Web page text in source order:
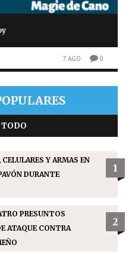
7 AGO 0
TODO
Y ARMAS EN
DURANTE
1
PRESUNTOS
ATAQUE CONTRA
2